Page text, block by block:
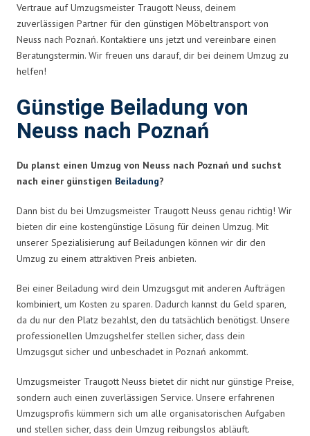
Vertraue auf Umzugsmeister Traugott Neuss, deinem
zuverlässigen Partner für den günstigen Möbeltransport von
Neuss nach Poznań. Kontaktiere uns jetzt und vereinbare einen
Beratungstermin. Wir freuen uns darauf, dir bei deinem Umzug zu
helfen!
Günstige Beiladung von
Neuss nach Poznań
Du planst einen Umzug von Neuss nach Poznań und suchst
nach einer günstigen Beiladung?
Dann bist du bei Umzugsmeister Traugott Neuss genau richtig! Wir
bieten dir eine kostengünstige Lösung für deinen Umzug. Mit
unserer Spezialisierung auf Beiladungen können wir dir den
Umzug zu einem attraktiven Preis anbieten.
Bei einer Beiladung wird dein Umzugsgut mit anderen Aufträgen
kombiniert, um Kosten zu sparen. Dadurch kannst du Geld sparen,
da du nur den Platz bezahlst, den du tatsächlich benötigst. Unsere
professionellen Umzugshelfer stellen sicher, dass dein
Umzugsgut sicher und unbeschadet in Poznań ankommt.
Umzugsmeister Traugott Neuss bietet dir nicht nur günstige Preise,
sondern auch einen zuverlässigen Service. Unsere erfahrenen
Umzugsprofis kümmern sich um alle organisatorischen Aufgaben
und stellen sicher, dass dein Umzug reibungslos abläuft.